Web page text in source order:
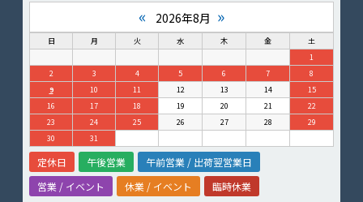
« 2026年8月 »
日 月 火 水 木 金
土
1
2
3 4 5 6 7
8
9
10 11 12 13 14
15
16
17 18 19 20 21
22
23
24 25 26 27 28
29
30
31
定休日 午後営業
午前営業 / 出荷翌営業日
営業 / イベント
休業 / イベント 臨時休業